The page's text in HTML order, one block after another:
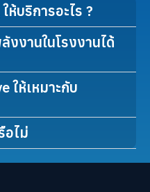
ห้บริการอะไร ?
งานในโรงงานได้
ให้เหมาะกับ
อไม่